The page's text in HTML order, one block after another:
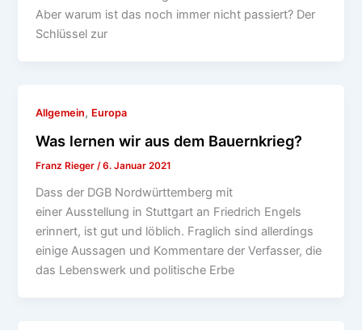
Aber warum ist das noch immer nicht passiert? Der
Schlüssel zur
Allgemein, Europa
Was lernen wir aus dem Bauernkrieg?
Franz Rieger/6. Januar 2021
Dass der DGB Nordwürttemberg mit
einer Ausstellung in Stuttgart an Friedrich Engels
erinnert, ist gut und löblich. Fraglich sind allerdings
einige Aussagen und Kommentare der Verfasser, die
das Lebenswerk und politische Erbe